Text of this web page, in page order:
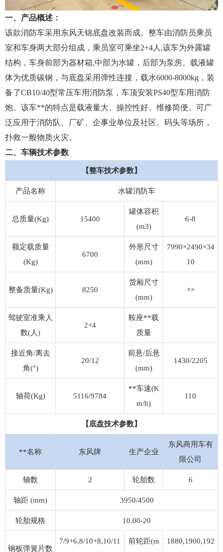
一、产品概述：
该款消防车采用东风天锦底盘改装而成。整车由消防员乘员
室和车身两大部分组成，乘员室可乘坐2+4人,该车为外露罐
结构，车身前部为器材箱,中部为水罐，后部为泵房。载液罐
体为优质碳钢，与底盘采用弹性连接，载水6000-8000kg，装
备了CB10/40型常压车用消防泵，车顶安装PS40型车用消防
炮。该车**的特点是载液量大、操控性好、维修简便。可广
泛应用于消防队、厂矿、企事业单位及社区、码头等场所，
扑救一般物质火灾。
二、车辆技术参数
【整车技术参数】
产品名称 水罐消防车
总质量(Kg) 15400
罐体容积
(m3)
6-8
额定载质量
(Kg)
6700
外形尺寸
(mm)
7990×2490×34
10
整备质量(Kg) 8250
货厢尺寸
(mm)
××
驾驶室准乘人
数(人)
2+4
鞍座**载
质量
接近角/离去
角(°)
20/12
前悬/后悬
(mm)
1430/2205
轴荷(Kg) 5116/9784
**车速(K
m/h)
110
【底盘技术参数】
**名称 东风牌 生产企业
东风商用车有
限公司
轴数 2 轮胎数 6
轴距 (mm) 3950/4500
轮胎规格 10.00-20
钢板弹簧片数
7/9+6,8/10+8,10/11
前轮距(m
1880,1900,192